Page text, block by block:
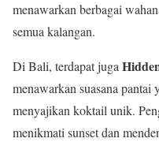
menawarkan berbagai
semua kalangan.
Di Bali, terdapat juga
menawarkan suasana pantai
menyajikan koktail unik.
menikmati sunset dan